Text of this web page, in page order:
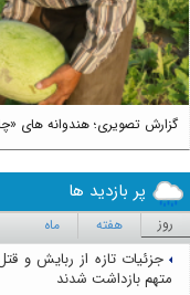
گزارش تصویری؛ هندوانه های
پر بازدید ها
روز هفته ماه
متهم بازداشت شدند